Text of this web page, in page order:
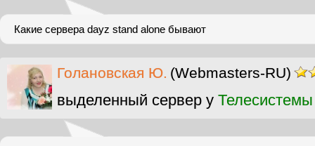
Какие сервера dayz stand alone бывают
Голановская Ю. (Webmasters-RU)
выделенный сервер у Телесистемы